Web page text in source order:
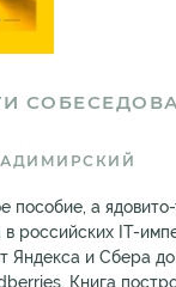
пособие, а
российских IT-
Яндекса и Сбера до
Книга